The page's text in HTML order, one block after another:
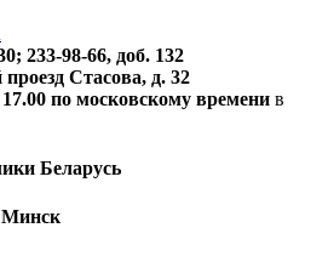
233-98-66, доб. 132
Стасова, д. 32
17.00 по московскому времени в
Беларусь